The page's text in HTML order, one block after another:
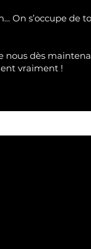
On s’occupe de
nous dès
vraiment !